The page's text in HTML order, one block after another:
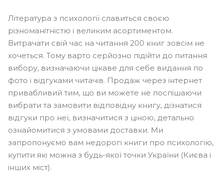
Література з психології славиться своєю
різноманітністю і великим асортиментом.
Витрачати свій час на читання 200 книг зовсім не
хочеться. Тому варто серйозно підійти до питання
вибору, визначаючи цікаве для себе видання по
фото і відгуками читачів. Продаж через інтернет
привабливий тим, що ви можете не поспішаючи
вибрати та замовити відповідну книгу, дізнатися
відгуки про неї, визначитися з ціною, детально
ознайомитися з умовами доставки. Ми
запропонуємо вам недорогі книги про психологію,
купити які можна з будь-якої точки України (Києва і
інших міст).